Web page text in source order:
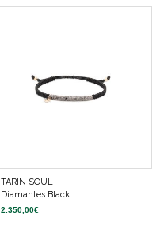
TARIN SOUL
Diamantes Black
2.350,00€